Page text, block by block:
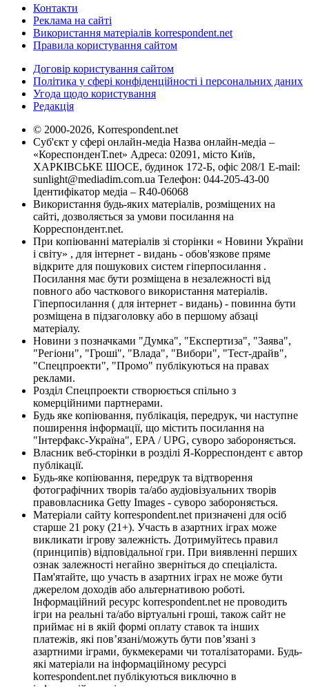
Контакти
Реклама на сайті
Використання матеріалів korrespondent.net
Правила користування сайтом
Договір користування сайтом
Політика у сфері конфіденційності і персональних даних
Угода щодо користування
Редакція
© 2000-2026, Korrespondent.net
Суб'єкт у сфері онлайн-медіа Назва онлайн-медіа –
«КореспонденТ.net» Адреса: 02091, місто Київ,
ХАРКІВСЬКЕ ШОСЕ, будинок 172-Б, офіс 208/1 E-mail:
sunlight@mediadim.com.ua Телефон: 044-205-43-00
Ідентифікатор медіа – R40-06068
Використання будь-яких матеріалів, розміщених на
сайті, дозволяється за умови посилання на
Корреспондент.net.
При копіюванні матеріалів зі сторінки « Новини України
і світу» , для інтернет - видань - обов'язкове пряме
відкрите для пошукових систем гіперпосилання .
Посилання має бути розміщена в незалежності від
повного або часткового використання матеріалів.
Гіперпосилання ( для інтернет - видань) - повинна бути
розміщена в підзаголовку або в першому абзаці
матеріалу.
Новини з позначками "Думка", "Експертиза", "Заява",
"Регіони", "Гроші", "Влада", "Вибори", "Тест-драйв",
"Спецпроекти", "Промо" публікуються на правах
реклами.
Розділ Спецпроекти створюється спільно з
комерційними партнерами.
Будь яке копіювання, публікація, передрук, чи наступне
поширення інформації, що містить посилання на
"Інтерфакс-Україна", EPA / UPG, суворо забороняється.
Власник веб-сторінки в розділі Я-Корреспондент є автор
публікації.
Будь-яке копіювання, передрук та відтворення
фотографічних творів та/або аудіовізуальних творів
правовласника Getty Images - суворо забороняється.
Матеріали сайту korrespondent.net призначені для осіб
старше 21 року (21+). Участь в азартних іграх може
викликати ігрову залежність. Дотримуйтесь правил
(принципів) відповідальної гри. При виявленні перших
ознак залежності негайно зверніться до спеціаліста.
Пам'ятайте, що участь в азартних іграх не може бути
джерелом доходів або альтернативою роботі.
Інформаційний ресурс korrespondent.net не проводить
ігри на реальні та/або віртуальні гроші, також сайт не
приймає ні в якій формі оплату ставок та інших
платежів, які пов’язані/можуть бути пов’язані з
азартними іграми, букмекерами чи тоталізаторами. Будь-
які матеріали на інформаційному ресурсі
korrespondent.net публікуються виключно в